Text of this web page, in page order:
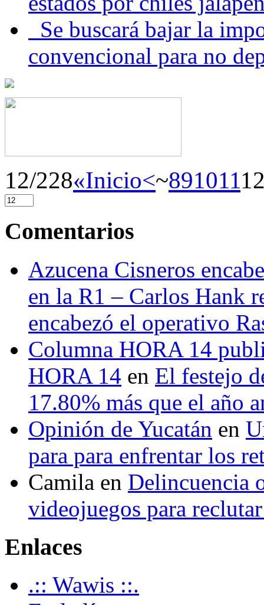
Se buscará bajar la
convencional para no
12/228«Inicio<~891011
Comentarios
Azucena Cisneros
en la R1 – Carlos Hank
encabezó el operativo
Columna HORA 14
HORA 14 en El festejo
17.80% más que el año
Opinión de Yucatán en
para para enfrentar los
Camila en Delincuencia
videojuegos para
Enlaces
.:: Wawis ::.